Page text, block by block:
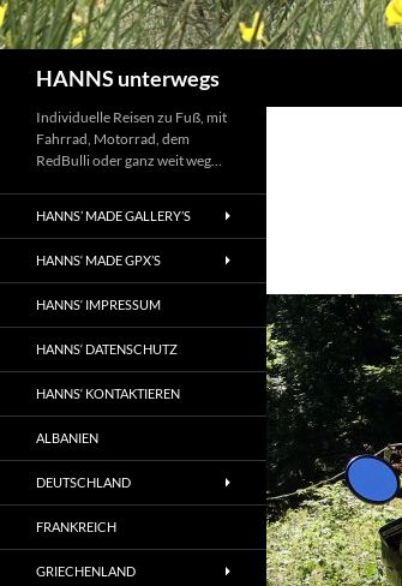
HANNS unterwegs
Individuelle Reisen zu Fuß, mit
Fahrrad, Motorrad, dem
RedBulli oder ganz weit weg…
HANNS’ MADE GALLERY’S
HANNS‘ MADE GPX’S
HANNS‘ IMPRESSUM
HANNS‘ DATENSCHUTZ
HANNS‘ KONTAKTIEREN
ALBANIEN
DEUTSCHLAND
FRANKREICH
GRIECHENLAND